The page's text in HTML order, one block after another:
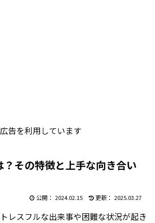
告を利用しています
？その特徴と上手な向き合い
2024.02.15 2025.03.27
レスフルな出来事や困難な状況が起き